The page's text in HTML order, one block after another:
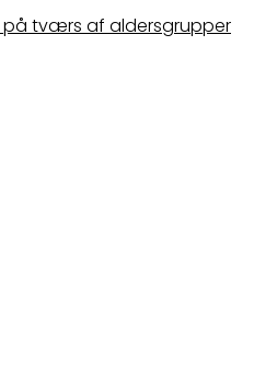
på tværs af aldersgrupper